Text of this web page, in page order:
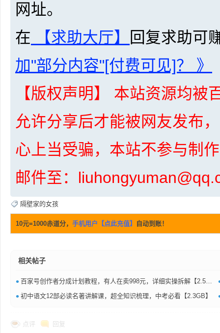
网址。
在 【求助大厅】
回复求助可
加"部分内容"[付费可见]？ 》
【版权声明】 本站资源均
允许分享后才能被网友发布
心上当受骗，本站不参与制
邮件至：
隔壁家的女孩
10元=1000赤道分， 手机用户【点此充值】 自动到账！
相关帖子
• 百家号创作者分成计划教程，有人在卖998元，详细实操拆解【2.5GB】
• 初中语文12部必读名著讲解课，超全知识梳理，中考必看【2.3GB】
点评 回复